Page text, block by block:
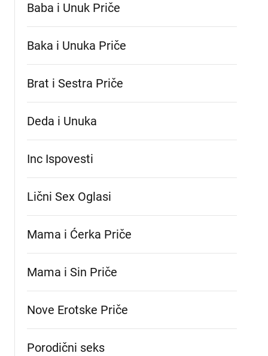
Baba i Unuk Priče
Baka i Unuka Pričе
Brat i Sestra Priče
Deda i Unuka
Inc Ispovesti
Lični Sex Oglasi
Mama i Ćerka Priče
Mama i Sin Priče
Nove Erotske Priče
Porodični seks